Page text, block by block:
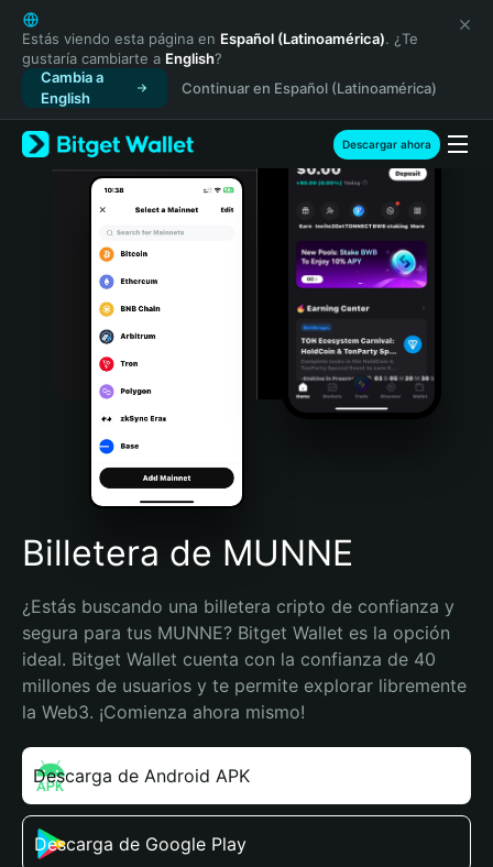
English
日本語
Tiếng Việt
Русский
Español (Latinoamérica)
Türkçe
Italiano
Português (Portugal)
Bahasa Indonesia
Português (Brasil)
Español (Argentina)
Estás viendo esta página en Español (Latinoamérica). ¿Te
gustaría cambiarte a English?
Cambia a
English
Continuar en Español (Latinoamérica)
Descargar ahora
Billetera de MUNNE
¿Estás buscando una billetera cripto de confianza y
segura para tus MUNNE? Bitget Wallet es la opción
ideal. Bitget Wallet cuenta con la confianza de 40
millones de usuarios y te permite explorar libremente
la Web3. ¡Comienza ahora mismo!
Descarga de Android APK
Descarga de Google Play